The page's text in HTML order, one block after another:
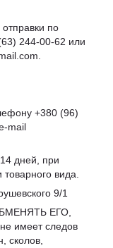
по
244-00-62 или
+380 (96)
mail
дней, при
вида.
9/1
ЕГО,
имеет следов
сколов,